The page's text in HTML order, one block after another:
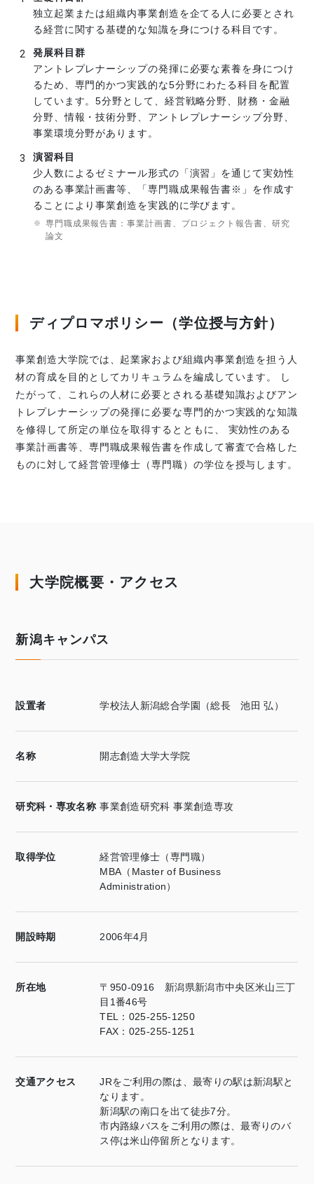
独立起業または組織内事業創造を企てる人に必要とされ
る経営に関する基礎的な知識を身につける科目です。
発展科目群
アントレプレナーシップの発揮に必要な素養を身につけ
るため、専門的かつ実践的な5分野にわたる科目を配置
しています。5分野として、経営戦略分野、財務・金融
分野、情報・技術分野、アントレプレナーシップ分野、
事業環境分野があります。
演習科目
少人数によるゼミナール形式の「演習」を通じて実効性
のある事業計画書等、「専門職成果報告書※」を作成す
ることにより事業創造を実践的に学びます。
専門職成果報告書：事業計画書、プロジェクト報告書、研究
論文
ディプロマポリシー（学位授与方針）
事業創造大学院では、起業家および組織内事業創造を担う人
材の育成を目的としてカリキュラムを編成しています。 し
たがって、これらの人材に必要とされる基礎知識およびアン
トレプレナーシップの発揮に必要な専門的かつ実践的な知識
を修得して所定の単位を取得するとともに、 実効性のある
事業計画書等、専門職成果報告書を作成して審査で合格した
ものに対して経営管理修士（専門職）の学位を授与します。
大学院概要・アクセス
新潟キャンパス
設置者 学校法人新潟総合学園（総長 池田 弘）
名称 開志創造大学大学院
研究科・専攻名称 事業創造研究科 事業創造専攻
取得学位
経営管理修士（専門職）
MBA（Master of Business
Administration）
開設時期 2006年4月
所在地
〒950-0916 新潟県新潟市中央区米山三丁
目1番46号
TEL：025-255-1250
FAX：025-255-1251
交通アクセス
JRをご利用の際は、最寄りの駅は新潟駅と
なります。
新潟駅の南口を出て徒歩7分。
市内路線バスをご利用の際は、最寄りのバ
ス停は米山停留所となります。